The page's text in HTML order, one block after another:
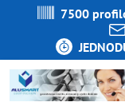
7500